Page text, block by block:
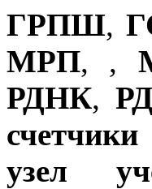
ГРПШ,
МРП, ,
РДНК,
счетчики
узел